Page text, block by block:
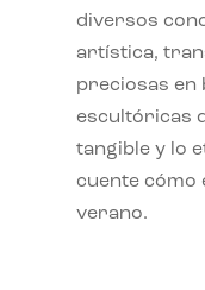
diversos
artística,
preciosas en
escultóricas
tangible y lo
cuente cómo
verano.